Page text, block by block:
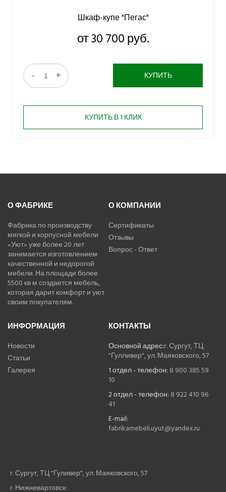
Шкаф-купе "Пегас"
от 30 700 руб.
- + КУПИТЬ
КУПИТЬ В 1 КЛИК
О ФАБРИКЕ
Фабрика по производству
мягкой и корпусной мебели
«Уют» уже более 20 лет
занимается изготовлением
качественной и недорогой
мебели. На площади более
5500 кв м создается мебель,
которая дарит комфорт и уют
своим покупателям.
О КОМПАНИИ
Сертификаты
Отзывы
Вопрос - Ответ
ИНФОРМАЦИЯ
Новости
Статьи
Галерея
КОНТАКТЫ
Основной адрес:г. Сургут, ТЦ
"Гулливер", ул. Маяковского, 57
1 отдел - телефон: 8 900 385 59
10
2 отдел - телефон: 8 922 410 96
41
E-mail:
fabrikamebeli.uyut@yandex.ru
г. Сургут, ТЦ "Гуливер", ул. Маяковского, 57
г. Нижневартовск: